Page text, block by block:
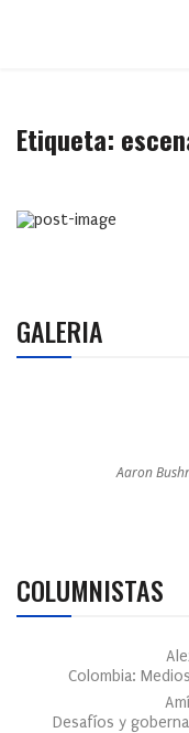
Etiqueta:
GALERIA
Aaron
COLUMNISTAS
Colombia:
Desafíos y